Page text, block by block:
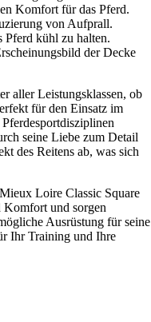
Komfort für das Pferd.
von Aufprall.
Pferd kühl zu halten.
der Decke
aller Leistungsklassen, ob
für den Einsatz im
seine Liebe zum Detail
des Reitens ab, was sich
Loire Classic Square
Komfort und sorgen
Ausrüstung für seine
Ihr Training und Ihre